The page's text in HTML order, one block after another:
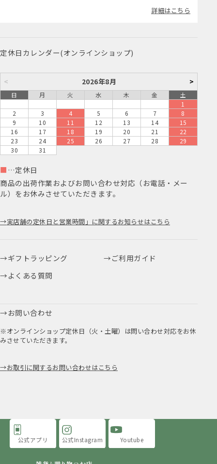
詳細はこちら
定休日カレンダー(オンラインショップ)
< 2026年8月 >
日 月 火 水 木 金
土
1
2
3 4 5 6 7
8
9
10 11 12 13 14
15
16
17 18 19 20 21
22
23
24 25 26 27 28
29
30
31
■ …定休日
商品の出荷作業およびお問い合わせ対応（お電話・メー
ル）をお休みさせていただきます。
実店舗の定休日と営業時間」に関するお知らせはこちら
ギフトラッピング
ご利用ガイド
よくある質問
お問い合わせ
※オンラインショップ定休日（火・土曜）は問い合わせ対応をお休
みさせていただきます。
お取引に関するお問い合わせはこちら
公式アプリ 公式Instagram Youtube